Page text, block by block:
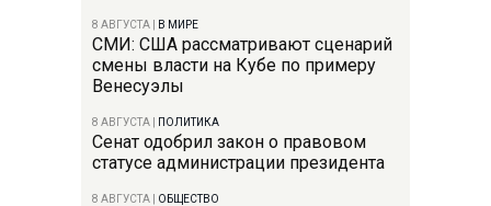
8 АВГУСТА В МИРЕ
СМИ: США рассматривают сценарий
смены власти на Кубе по примеру
Венесуэлы
8 АВГУСТА ПОЛИТИКА
Сенат одобрил закон о правовом
статусе администрации президента
8 АВГУСТА ОБЩЕСТВО